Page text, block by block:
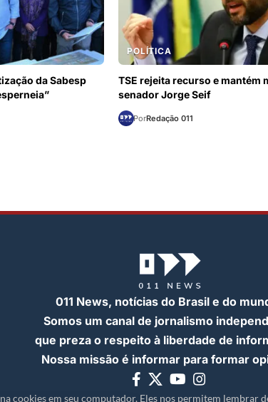
da Sabesp
POLÍTICA
TSE rejeita recurso e mantém
senador Jorge Seif
PorRedação 011
011 News, notícias do Brasil e do
Somos um canal de jornalismo
que preza o respeito à liberdade de
Nossa missão é informar para formar
cookies em seu computador. Eles nos permitem lembrar